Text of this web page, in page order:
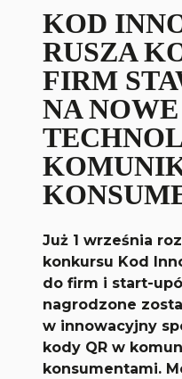
KOD
RUSZA
FIRM
NA NOWE
Już 1 września
konkursu Kod
do firm i start-
nagrodzone
w innowacyjny
kody QR w
konsumentami.